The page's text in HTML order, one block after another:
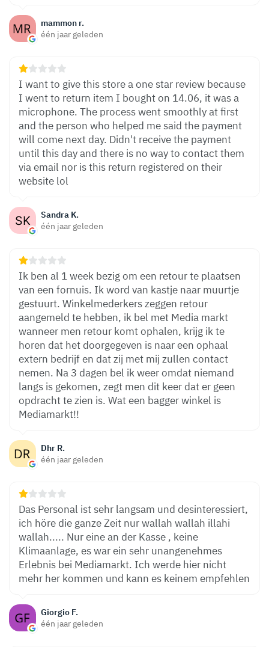
mammon r.
één jaar geleden
Sandra K.
één jaar geleden
I want to give this store a one star review because
I went to return item I bought on 14.06, it was a
microphone. The process went smoothly at first
and the person who helped me said the payment
will come next day. Didn't receive the payment
until this day and there is no way to contact them
via email nor is this return registered on their
website lol
Dhr R.
één jaar geleden
Ik ben al 1 week bezig om een retour te plaatsen
van een fornuis. Ik word van kastje naar muurtje
gestuurt. Winkelmederkers zeggen retour
aangemeld te hebben, ik bel met Media markt
wanneer men retour komt ophalen, krijg ik te
horen dat het doorgegeven is naar een ophaal
extern bedrijf en dat zij met mij zullen contact
nemen. Na 3 dagen bel ik weer omdat niemand
langs is gekomen, zegt men dit keer dat er geen
opdracht te zien is. Wat een bagger winkel is
Mediamarkt!!
Giorgio F.
één jaar geleden
Das Personal ist sehr langsam und desinteressiert,
ich höre die ganze Zeit nur wallah wallah illahi
wallah..... Nur eine an der Kasse , keine
Klimaanlage, es war ein sehr unangenehmes
Erlebnis bei Mediamarkt. Ich werde hier nicht
mehr her kommen und kann es keinem empfehlen